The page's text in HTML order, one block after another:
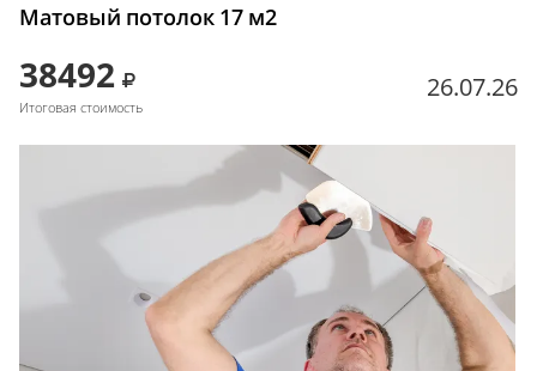
Матовый потолок 17 м2
38492
Итоговая стоимость
26.07.26